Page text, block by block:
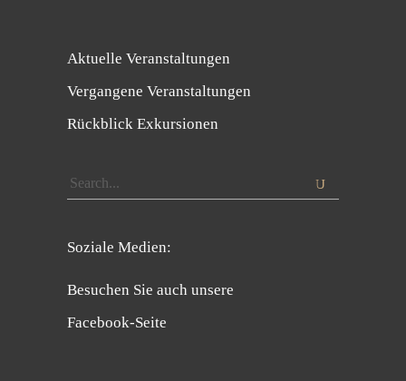
Aktuelle Veranstaltungen
Vergangene Veranstaltungen
Rückblick Exkursionen
Search
for:
Soziale Medien:
Besuchen Sie auch unsere
Facebook-Seite